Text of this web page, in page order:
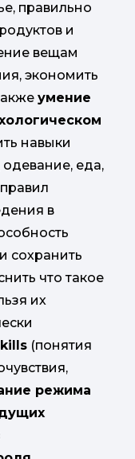
правильно
и
вещам
экономить
умение
навыки
одевание, еда,
в
сохранить
что такое
их
(понятия
режима